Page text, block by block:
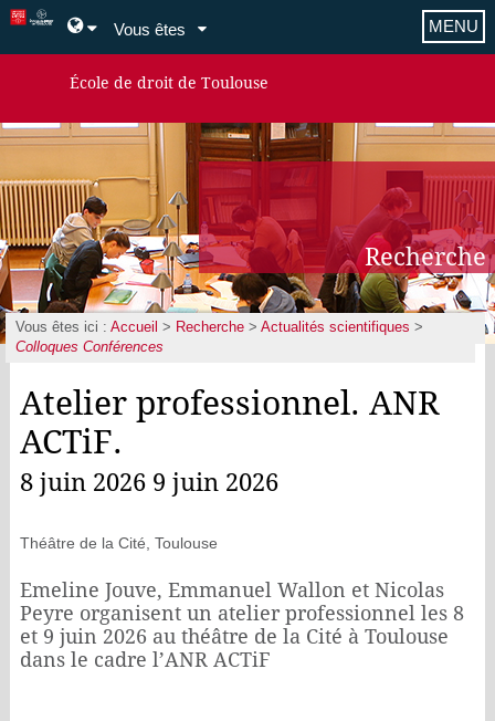
Vous êtes
École de droit de Toulouse
MENU
Recherche
Vous êtes ici :Accueil > Recherche >Actualités scientifiques >
Colloques Conférences
Atelier professionnel. ANR
ACTiF.
8 juin 2026 9 juin 2026
Théâtre de la Cité, Toulouse
Emeline Jouve, Emmanuel Wallon et Nicolas
Peyre organisent un atelier professionnel les 8
et 9 juin 2026 au théâtre de la Cité à Toulouse
dans le cadre l’ANR ACTiF